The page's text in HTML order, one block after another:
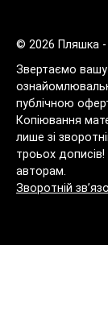
© 2026 Пляшка -
Звертаємо вашу
публічною
Копіювання
лише зі
троьох дописів!
авторам.
Зворотній